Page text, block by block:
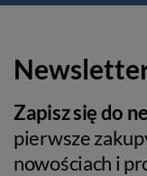
Zapisz się do
pierwsze
nowościach i